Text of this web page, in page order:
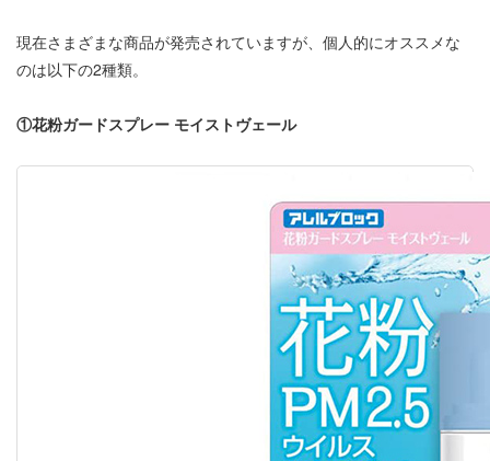
現在さまざまな商品が発売されていますが、個人的にオススメな
のは以下の2種類。
①花粉ガードスプレー モイストヴェール